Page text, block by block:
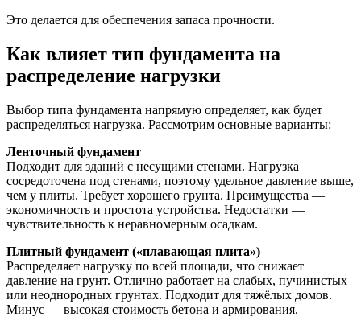
Это делается для обеспечения запаса прочности.
Как влияет тип фундамента на
распределение нагрузки
Выбор типа фундамента напрямую определяет, как будет
распределяться нагрузка. Рассмотрим основные варианты:
Ленточный фундамент
Подходит для зданий с несущими стенами. Нагрузка
сосредоточена под стенами, поэтому удельное давление выше,
чем у плиты. Требует хорошего грунта. Преимущества —
экономичность и простота устройства. Недостатки —
чувствительность к неравномерным осадкам.
Плитный фундамент («плавающая плита»)
Распределяет нагрузку по всей площади, что снижает
давление на грунт. Отлично работает на слабых, пучинистых
или неоднородных грунтах. Подходит для тяжёлых домов.
Минус — высокая стоимость бетона и армирования.